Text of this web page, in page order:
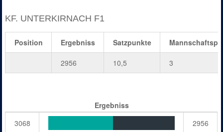
KF. UNTERKIRNACH F1
Position Ergebniss Satzpunkte
2956 10,5 3
Ergebniss
3068
2956